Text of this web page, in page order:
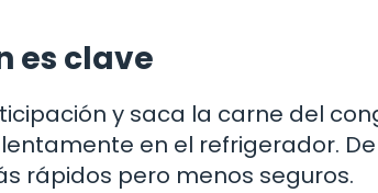
es clave
y saca la carne del
en el refrigerador.
rápidos pero menos seguros.